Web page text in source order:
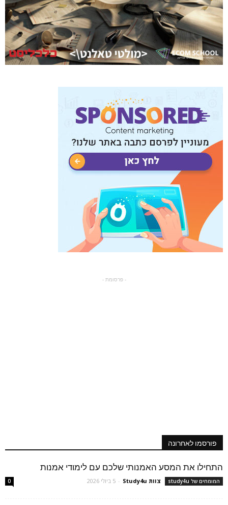
- פרסומת -
פורסמו לאחרונה
התחילו את המסע האמנותי שלכם עם לימודי אמנות
המומחים של study4u צוות Study4u - 5 ביולי 2026 0